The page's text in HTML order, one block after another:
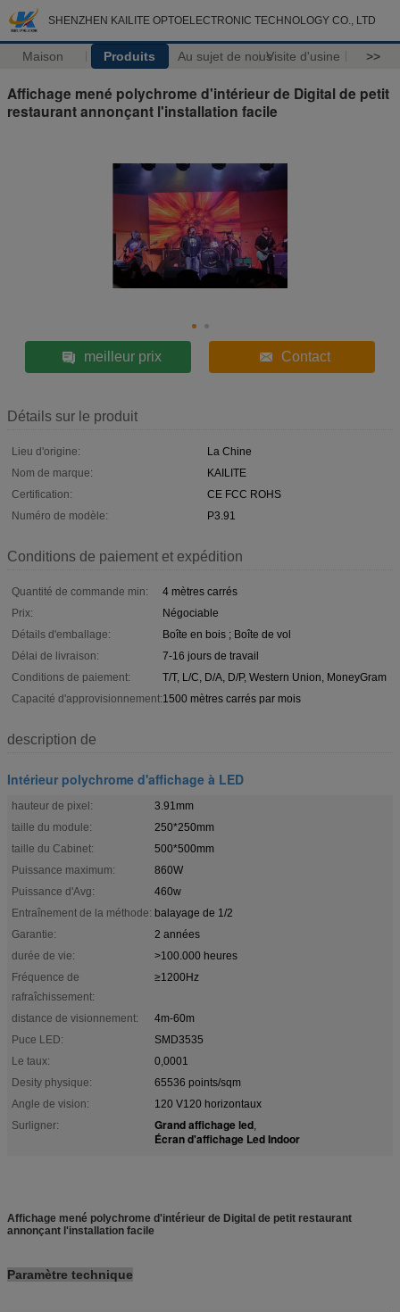
SHENZHEN KAILITE OPTOELECTRONIC TECHNOLOGY CO., LTD
Maison Produits Au sujet de nousVisite d'usine >>
Affichage mené polychrome d'intérieur de Digital de petit
restaurant annonçant l'installation facile
meilleur prix Contact
Détails sur le produit
Lieu d'origine:
La Chine
Nom de marque:
KAILITE
Certification:
CE FCC ROHS
Numéro de modèle:
P3.91
Conditions de paiement et expédition
Quantité de commande min:
4 mètres carrés
Prix:
Négociable
Détails d'emballage:
Boîte en bois ; Boîte de vol
Délai de livraison:
7-16 jours de travail
Conditions de paiement:
T/T, L/C, D/A, D/P, Western Union, MoneyGram
Capacité d'approvisionnement:1500 mètres carrés par mois
description de
Intérieur polychrome d'affichage à LED
hauteur de pixel:
3.91mm
taille du module:
250*250mm
taille du Cabinet:
500*500mm
Puissance maximum:
860W
Puissance d'Avg:
460w
Entraînement de la méthode: balayage de 1/2
Garantie:
2 années
durée de vie:
>100.000 heures
Fréquence de
rafraîchissement:
≥1200Hz
distance de visionnement:
4m-60m
Puce LED:
SMD3535
Le taux:
0,0001
Desity physique:
65536 points/sqm
Angle de vision:
120 V120 horizontaux
Surligner:
Grand affichage led,
Écran d'affichage Led Indoor
Affichage mené polychrome d'intérieur de Digital de petit restaurant
annonçant l'installation facile
Paramètre technique